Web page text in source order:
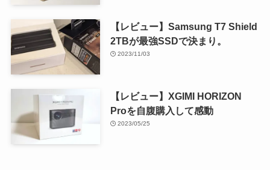
【レビュー】Samsung T7 Shield
2TBが最強SSDで決まり。
2023/11/03
【レビュー】XGIMI HORIZON
Proを自腹購入して感動
2023/05/25